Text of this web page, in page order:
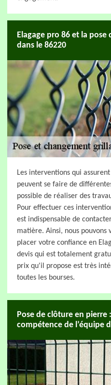
Elagage pro 86 et la
dans le 86220
Les interventions qui
peuvent se faire de
possible de réaliser des
Pour effectuer ces
est indispensable de
matière. Ainsi, nous pouvons
placer votre confiance en
devis qui est totalement
prix qu'il propose est très
toutes les bourses.
Pose de clôture en
compétence de l’équipe